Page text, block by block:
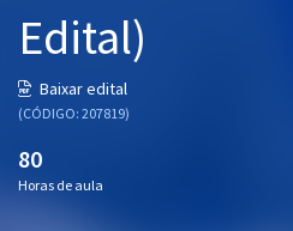
Atendimento
Edital)
Baixar edital
(CÓDIGO: 207819)
80
Horas de aula